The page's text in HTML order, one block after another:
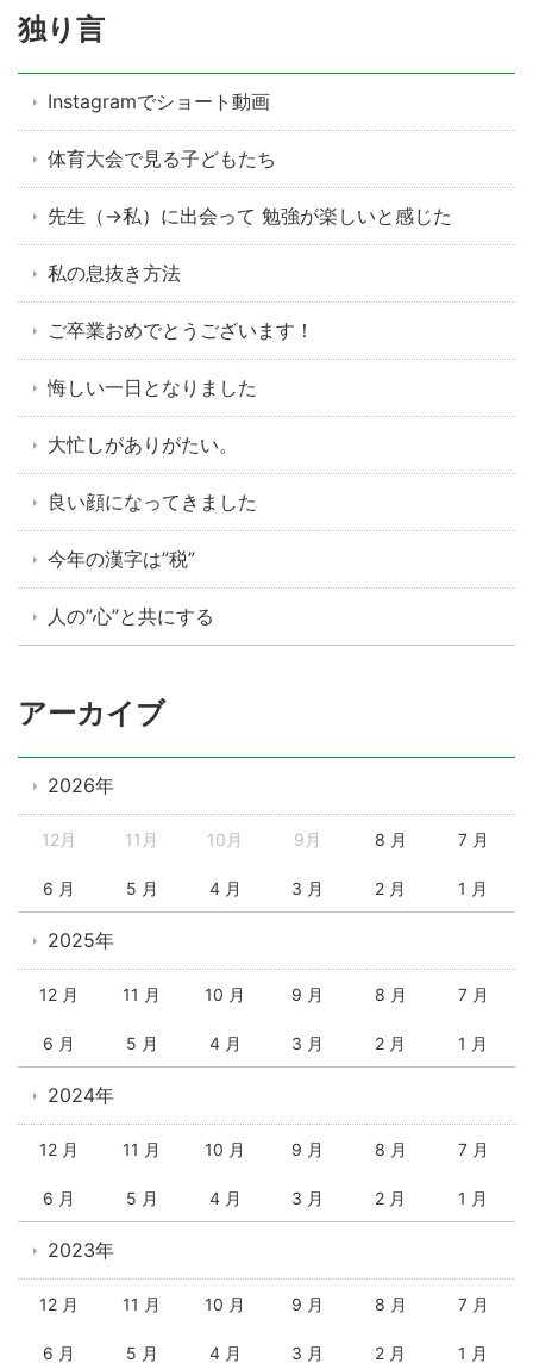
独り言
Instagramでショート動画
体育大会で見る子どもたち
先生（→私）に出会って 勉強が楽しいと感じた
私の息抜き方法
ご卒業おめでとうございます！
悔しい一日となりました
大忙しがありがたい。
良い顔になってきました
今年の漢字は”税”
人の”心”と共にする
アーカイブ
2026年
12月 11月 10月 9月 8 月 7 月
6 月 5 月 4 月 3 月 2 月 1 月
2025年
12 月 11 月 10 月 9 月 8 月 7 月
6 月 5 月 4 月 3 月 2 月 1 月
2024年
12 月 11 月 10 月 9 月 8 月 7 月
6 月 5 月 4 月 3 月 2 月 1 月
2023年
12 月 11 月 10 月 9 月 8 月 7 月
6 月 5 月 4 月 3 月 2 月 1 月